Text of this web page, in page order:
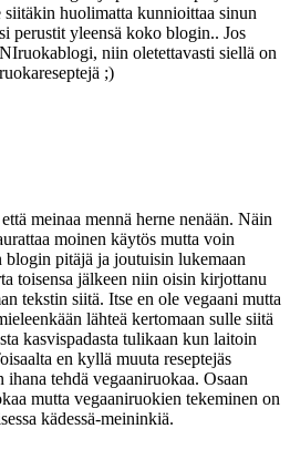
huolimatta kunnioittaa sinun
perustit yleensä koko blogin.. Jos
niin oletettavasti siellä on
;)
meinaa mennä herne nenään. Näin
moinen käytös mutta voin
pitäjä ja joutuisin lukemaan
toisensa jälkeen niin oisin kirjottanu
tekstin siitä. Itse en ole vegaani mutta
lähteä kertomaan sulle siitä
kasvispadasta tulikaan kun laitoin
en kyllä muuta reseptejäs
ihana tehdä vegaaniruokaa. Osaan
mutta vegaaniruokien tekeminen on
kädessä-meininkiä.